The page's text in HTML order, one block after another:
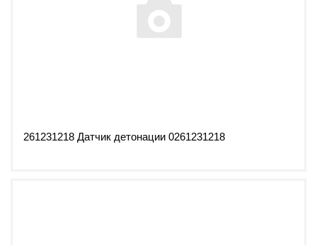
261231218 Датчик детонации 0261231218